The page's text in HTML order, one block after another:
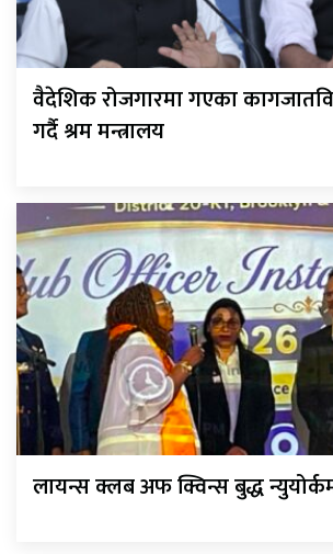
वैदेशिक रोजगारमा गएका
गर्दै श्रम मन्त्रालय
लायन्स क्लब अफ क्विन्स बुद्ध